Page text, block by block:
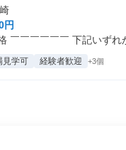
円
￣￣￣￣￣￣ 下記いずれ
見学可 経験者歓迎 +3個